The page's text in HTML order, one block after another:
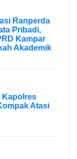
Ranperda
Pribadi,
Kampar
Akademik
Kapolres
Atasi